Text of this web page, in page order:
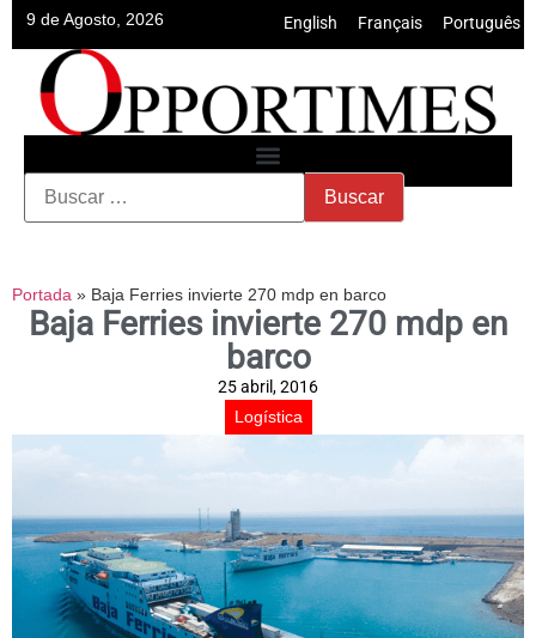
9 de Agosto, 2026 English Français Português
Portada » Baja Ferries invierte 270 mdp en barco
Baja Ferries invierte 270 mdp en
barco
25 abril, 2016
Logística